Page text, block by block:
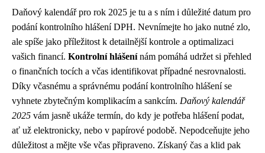
Daňový kalendář pro rok 2025 je tu a s ním i důležité datum pro
podání kontrolního hlášení DPH. Nevnímejte ho jako nutné zlo,
ale spíše jako příležitost k detailnější kontrole a optimalizaci
vašich financí. Kontrolní hlášenínám pomáhá udržet si přehled
o finančních tocích a včas identifikovat případné nesrovnalosti.
Díky včasnému a správnému podání kontrolního hlášení se
vyhnete zbytečným komplikacím a sankcím. Daňový kalendář
2025 vám jasně ukáže termín, do kdy je potřeba hlášení podat,
ať už elektronicky, nebo v papírové podobě. Nepodceňujte jeho
důležitost a mějte vše včas připraveno. Získaný čas a klid pak